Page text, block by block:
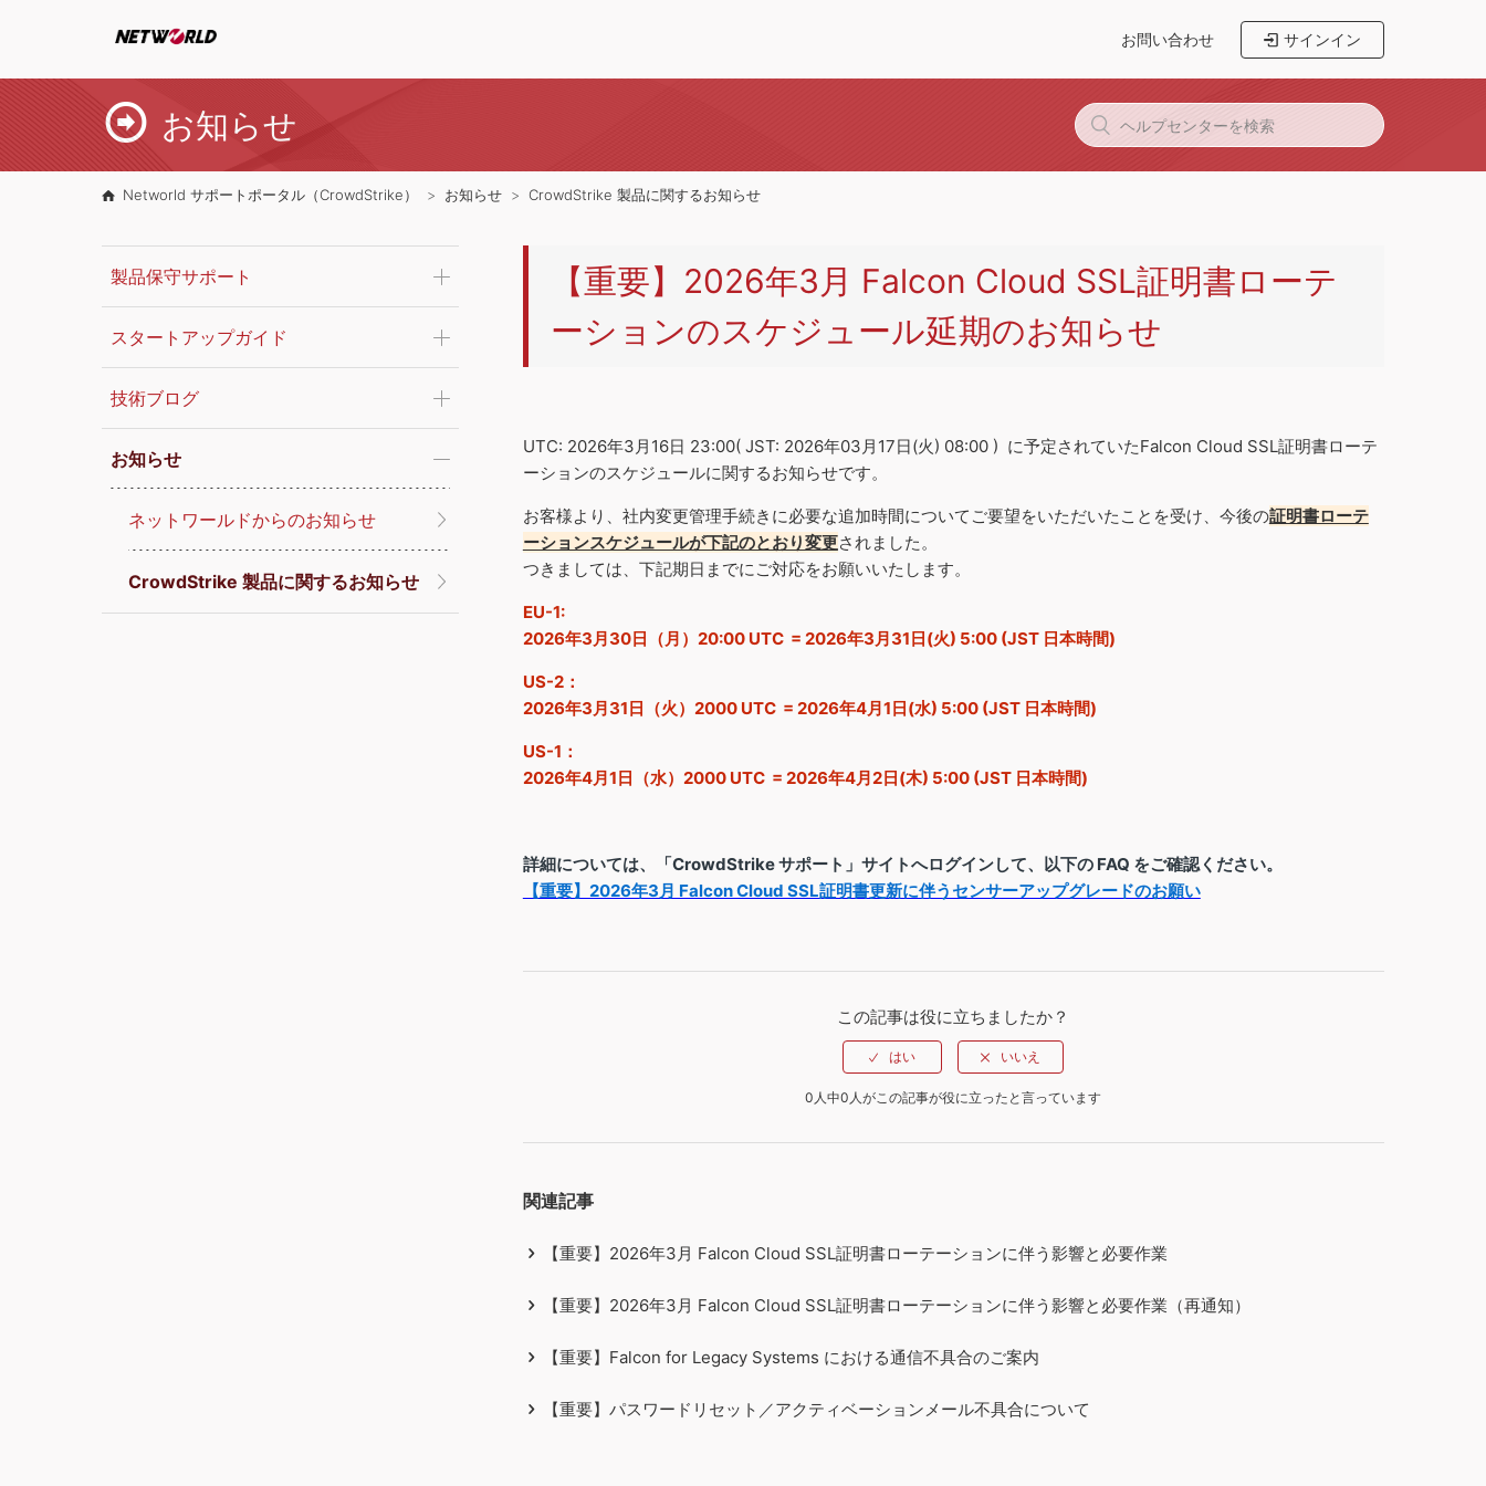
お問い合わせ サインイン
お知らせ
Networld サポートポータル（CrowdStrike） お知らせ CrowdStrike 製品に関するお知らせ
製品保守サポート
スタートアップガイド
技術ブログ
お知らせ
ネットワールドからのお知らせ
CrowdStrike 製品に関するお知らせ
【重要】2026年3月 Falcon Cloud SSL証明書ローテ
ーションのスケジュール延期のお知らせ
UTC: 2026年3月16日 23:00( JST: 2026年03月17日(火) 08:00 ) に予定されていたFalcon Cloud SSL証明書ローテ
ーションのスケジュールに関するお知らせです。
お客様より、社内変更管理手続きに必要な追加時間についてご要望をいただいたことを受け、今後の証明書ローテ
ーションスケジュールが下記のとおり変更されました。
つきましては、下記期日までにご対応をお願いいたします。
EU-1:
2026年3月30日（月）20:00 UTC = 2026年3月31日(火) 5:00 (JST 日本時間)
US-2：
2026年3月31日（火）2000 UTC = 2026年4月1日(水) 5:00 (JST 日本時間)
US-1：
2026年4月1日（水）2000 UTC = 2026年4月2日(木) 5:00 (JST 日本時間)
詳細については、「CrowdStrike サポート」サイトへログインして、以下の FAQ をご確認ください。
【重要】2026年3月 Falcon Cloud SSL証明書更新に伴うセンサーアップグレードのお願い
この記事は役に立ちましたか？
0人中0人がこの記事が役に立ったと言っています
関連記事
【重要】2026年3月 Falcon Cloud SSL証明書ローテーションに伴う影響と必要作業
【重要】2026年3月 Falcon Cloud SSL証明書ローテーションに伴う影響と必要作業（再通知）
【重要】Falcon for Legacy Systems における通信不具合のご案内
【重要】パスワードリセット／アクティベーションメール不具合について